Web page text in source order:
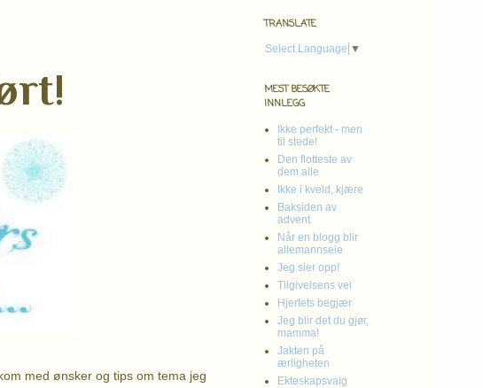
med ønsker og tips om tema jeg
TRANSLATE
Select Language ▼
MEST BESØKTE
INNLEGG
Ikke perfekt - men
til stede!
Den flotteste av
dem alle
Ikke i kveld, kjære
Baksiden av
advent
Når en blogg blir
allemannseie
Jeg sier opp!
Tilgivelsens vei
Hjertets begjær
Jeg blir det du gjør,
mamma!
Jakten på
ærligheten
Ekteskapsvalg